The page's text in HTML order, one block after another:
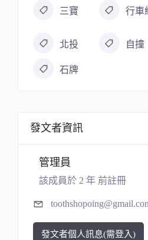
三寶 行車
北投 自撞
石牌
發文者資訊
管理員
該成員於 2 年 前註冊
發文者個人訊息(需登入)